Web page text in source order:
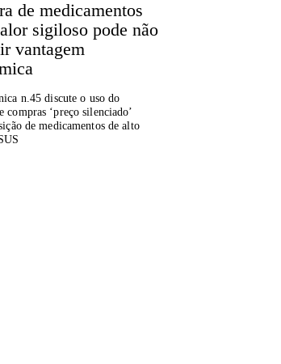
de medicamentos
sigiloso pode não
vantagem
n.45 discute o uso do
compras ‘preço silenciado’
de medicamentos de alto